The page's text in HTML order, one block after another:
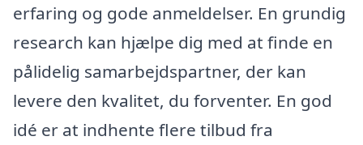
erfaring og gode anmeldelser. En grundig
research kan hjælpe dig med at finde en
pålidelig samarbejdspartner, der kan
levere den kvalitet, du forventer. En god
idé er at indhente flere tilbud fra